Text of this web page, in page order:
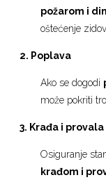
požarom i
oštećenje
2. Poplava
Ako se dogodi
može pokriti
3. Krađa i provala
Osiguranje
krađom i